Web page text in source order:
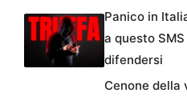
Panico in
a questo
difendersi
Cenone della